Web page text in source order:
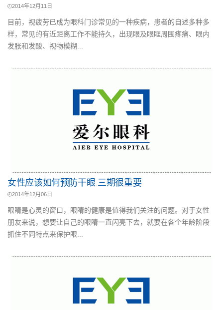
2014年12月11日
目前，视疲劳已成为眼科门诊常见的一种疾病，患者的自述多种多
样，常见的有近距离工作不能持久，出现眼及眼眶周围疼痛、眼内
发胀和发酸、视物模糊...
女性应该如何预防干眼 三期很重要
2014年12月06日
眼睛是心灵的窗口，眼睛的健康是值得我们关注的问题。对于女性
朋友来说，想要让自己的眼睛一直闪亮下去，就要在各个年龄阶段
抓住不同特点来保护眼...